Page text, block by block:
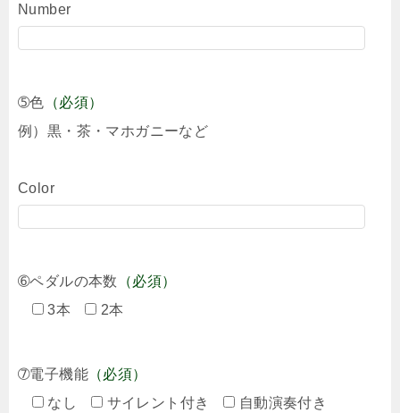
Number
➄色 （必須）
例）黒・茶・マホガニーなど
Color
➅ペダルの本数
（必須）
3本
2本
➆電子機能 （必須）
なし
サイレント付き 自動演奏付き